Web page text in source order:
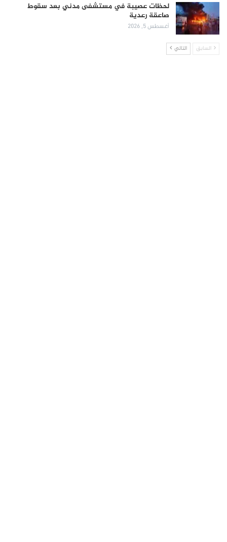
لحظات عصيبة في مستشفى مدني بعد سقوط
صاعقة رعدية
أغسطس 5, 2026
السابق التالي